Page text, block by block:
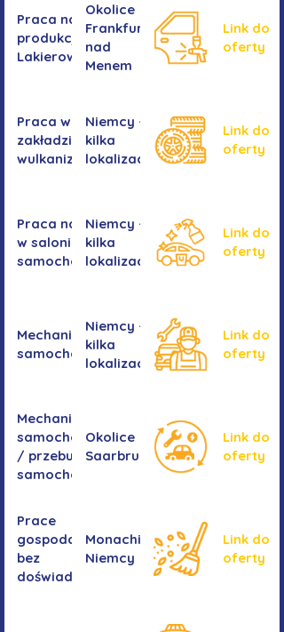
Praca na
produkcji -
Lakierowanie
Okolice
Frankfurtu
nad
Menem
Link do
oferty
Praca w
zakładzie
wulkanizacyjnym
Niemcy -
kilka
lokalizacji
Link do
oferty
Praca na myjni
w salonie
samochodowym
Niemcy -
kilka
lokalizacji
Link do
oferty
Mechanika
samochodowa
Niemcy -
kilka
lokalizacji
Link do
oferty
Mechanika
samochodowa
/ przebudowa
samochodów
Okolice
Saarbrucken
Link do
oferty
Prace
gospodarcze -
bez
doświadczenia
Monachium,
Niemcy
Link do
oferty